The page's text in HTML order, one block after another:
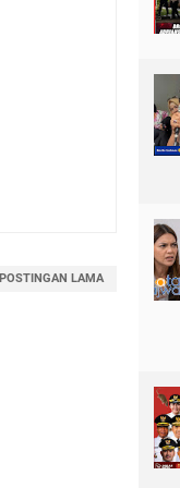
POSTINGAN LAMA